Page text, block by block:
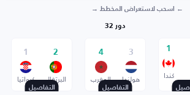
← اسحب لاستعراض المخطط →
دور 32
1
كندا
3
هولندا
4
المغرب
التفاصيل
2
البرتغال
1
كرواتيا
التفاصيل